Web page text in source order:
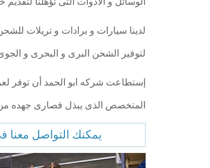
لتوفير الشحن البرى و البحرى و
إستطاعت شركه ابو الحمد أن توفر
المتخصص الذى يبذل قصارى جهده
يمكنك التواصل معنا